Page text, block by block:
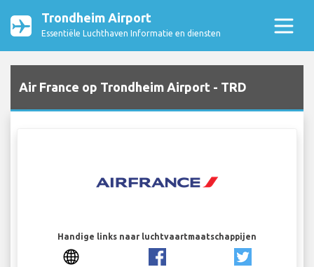
Trondheim Airport
Essentiële Luchthaven Informatie en diensten
Air France op Trondheim Airport - TRD
Handige links naar luchtvaartmaatschappijen